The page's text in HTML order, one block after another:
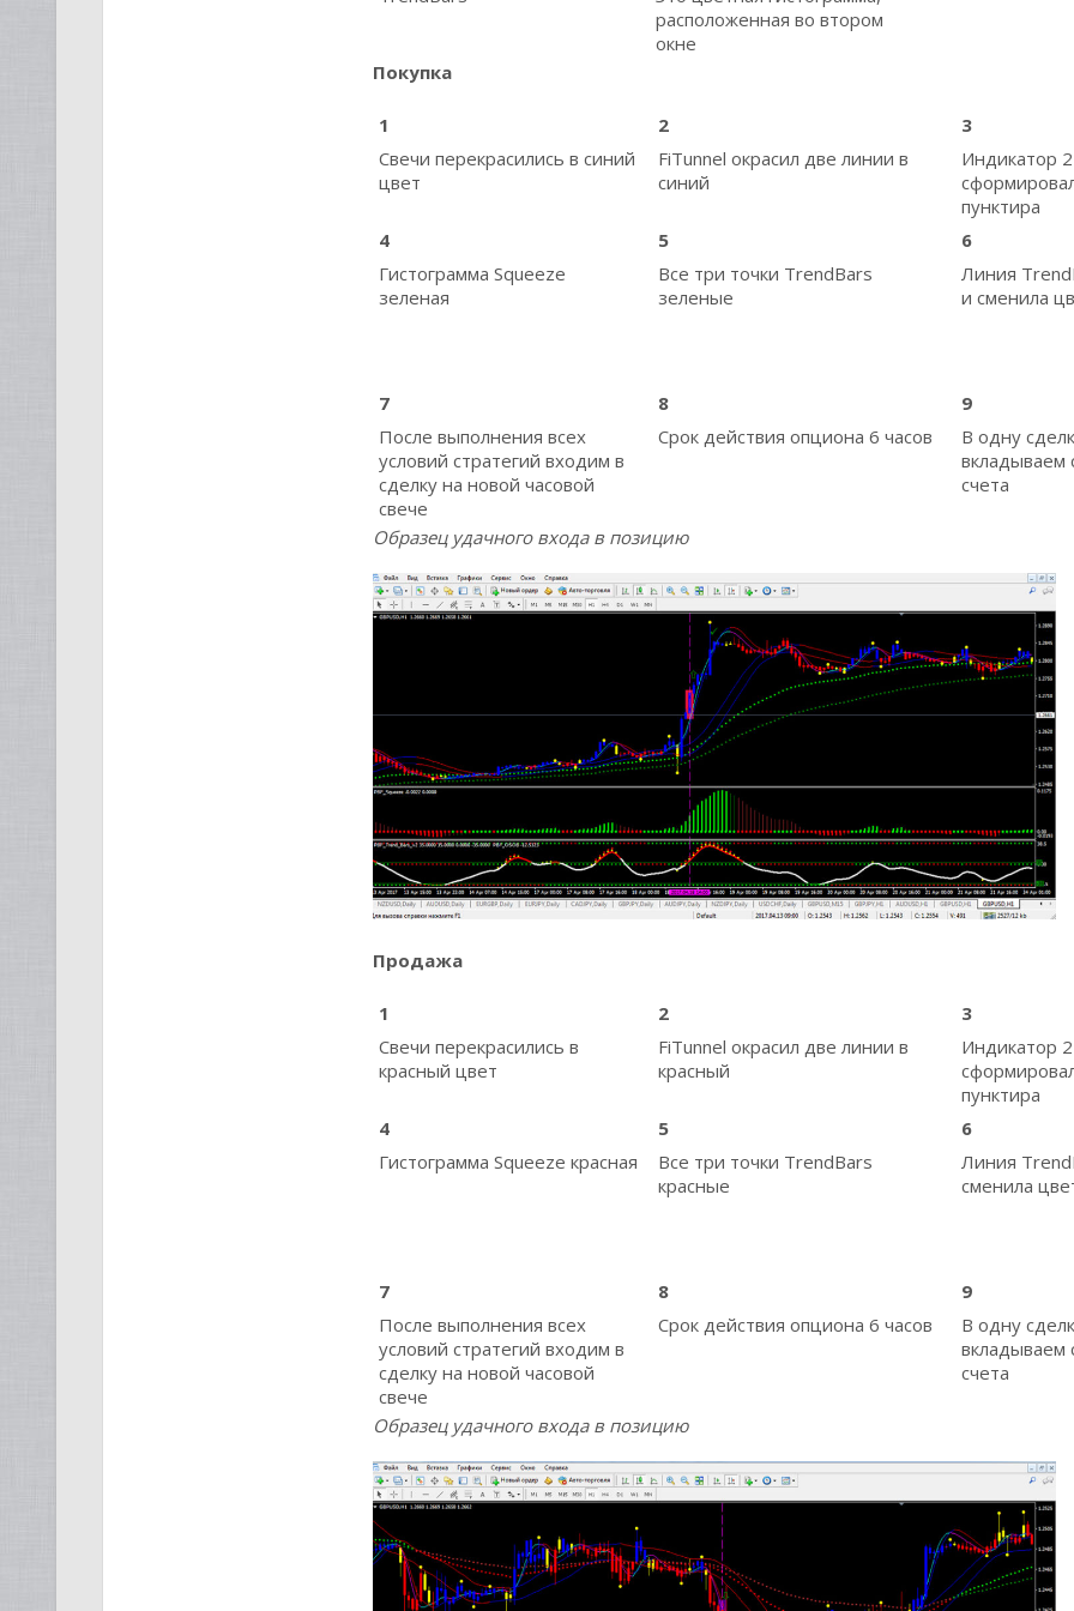
расположенная во втором
окне
Покупка
1 2
3
Свечи перекрасились в синий
цвет
FiTunnel окрасил две линии в
синий
Индикатор
пунктира
4
5
6
Гистограмма Squeeze
зеленая
Все три точки TrendBars
зеленые
Линия
и сменила
7 8
9
После выполнения всех
условий стратегий входим в
сделку на новой часовой
свече
Срок действия опциона 6 часов
В одну
вкладываем
счета
Образец удачного входа в позицию
Продажа
1 2
3
Свечи перекрасились в
красный цвет
FiTunnel окрасил две линии в
красный
Индикатор
пунктира
4
5
6
Гистограмма Squeeze красная
Все три точки TrendBars
красные
Линия
сменила
7 8
9
После выполнения всех
условий стратегий входим в
сделку на новой часовой
свече
Срок действия опциона 6 часов
В одну
вкладываем
счета
Образец удачного входа в позицию